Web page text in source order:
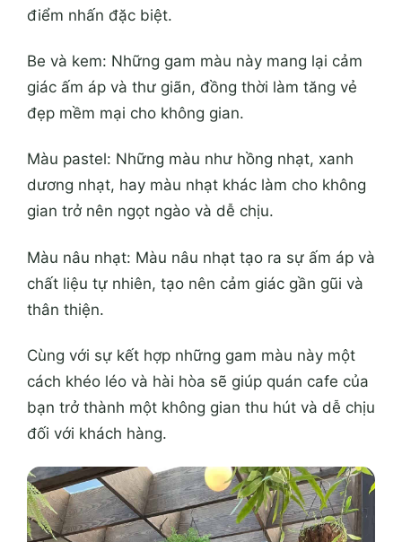
điểm nhấn đặc biệt.
Be và kem: Những gam màu này mang lại cảm
giác ấm áp và thư giãn, đồng thời làm tăng vẻ
đẹp mềm mại cho không gian.
Màu pastel: Những màu như hồng nhạt, xanh
dương nhạt, hay màu nhạt khác làm cho không
gian trở nên ngọt ngào và dễ chịu.
Màu nâu nhạt: Màu nâu nhạt tạo ra sự ấm áp và
chất liệu tự nhiên, tạo nên cảm giác gần gũi và
thân thiện.
Cùng với sự kết hợp những gam màu này một
cách khéo léo và hài hòa sẽ giúp quán cafe của
bạn trở thành một không gian thu hút và dễ chịu
đối với khách hàng.